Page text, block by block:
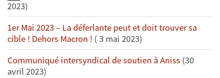
2023)
1er Mai 2023 – La déferlante peut et doit trouver sa
cible ! Dehors Macron ! ( 3 mai 2023)
Communiqué intersyndical de soutien à Aniss (30
avril 2023)